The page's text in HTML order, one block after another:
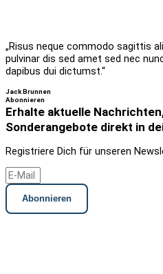
„Risus neque commodo sagittis
pulvinar dis sed amet sed nec
dapibus dui dictumst.“
Jack Brunnen
Abonnieren
Erhalte aktuelle
Sonderangebote direkt in
Registriere Dich für unseren
Abonnieren